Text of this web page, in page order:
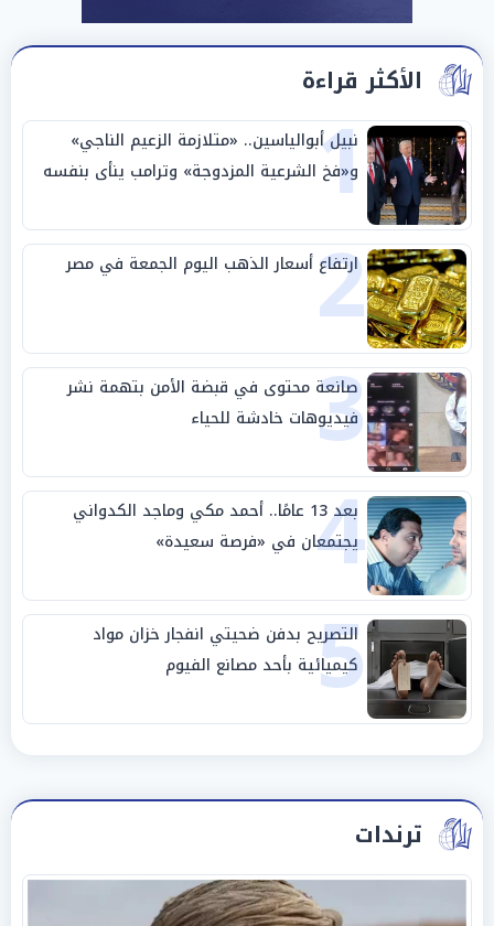
الأكثر قراءة
1
نبيل أبوالياسين.. «متلازمة الزعيم الناجي»
و«فخ الشرعية المزدوجة» وترامب ينأى بنفسه
وحليفه في «ميتم استراتيجي»
2
ارتفاع أسعار الذهب اليوم الجمعة في مصر
3
صانعة محتوى في قبضة الأمن بتهمة نشر
فيديوهات خادشة للحياء
4 بعد 13 عامًا.. أحمد مكي وماجد الكدواني
يجتمعان في «فرصة سعيدة»
5
التصريح بدفن ضحيتي انفجار خزان مواد
كيميائية بأحد مصانع الفيوم
ترندات